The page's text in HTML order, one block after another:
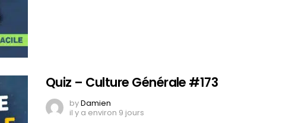
Quiz – Culture Générale #173
byDamien
il y a environ 9 jours